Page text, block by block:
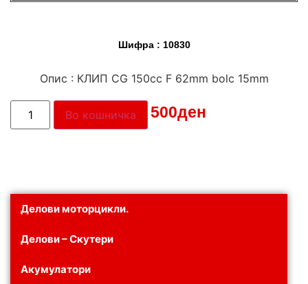
Делови моторцикли.
Делови – Скутери
Акумулатори
Шифра : 10830
Опис : КЛИП CG 150сс F 62mm bolc 15mm
Цена: 500ден
Во кошничка